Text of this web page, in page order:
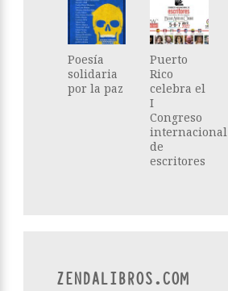
Poesía
solidaria
por la paz
Puerto
Rico
celebra el
I
Congreso
internacional
de
escritores
ZENDALIBROS.COM